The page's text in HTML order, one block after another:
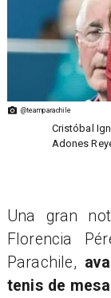
@teamparachile
Cristóbal
Adones
Una gran
Florencia
Parachile,
tenis de